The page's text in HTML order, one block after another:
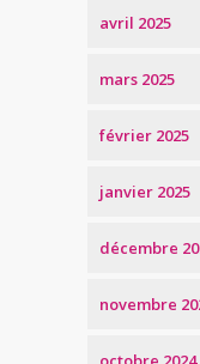
avril 2025
mars 2025
février 2025
janvier 2025
décembre
novembre